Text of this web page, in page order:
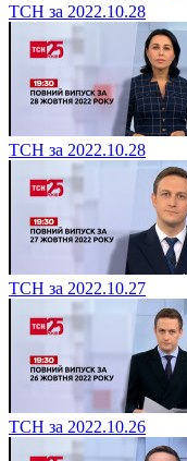
ТСН за 2022.10.28
ТСН за 2022.10.28
ТСН за 2022.10.27
ТСН за 2022.10.26